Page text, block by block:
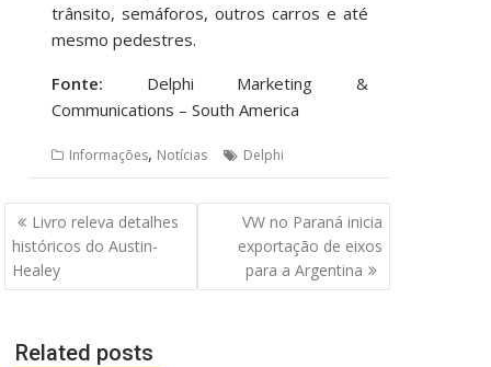
trânsito, semáforos, outros carros e até
mesmo pedestres.
Fonte: Delphi Marketing &
Communications – South America
Informações, Notícias Delphi
Navegação
de
Post
Livro releva detalhes
históricos do Austin-
Healey
VW no Paraná inicia
exportação de eixos
para a Argentina
Related posts